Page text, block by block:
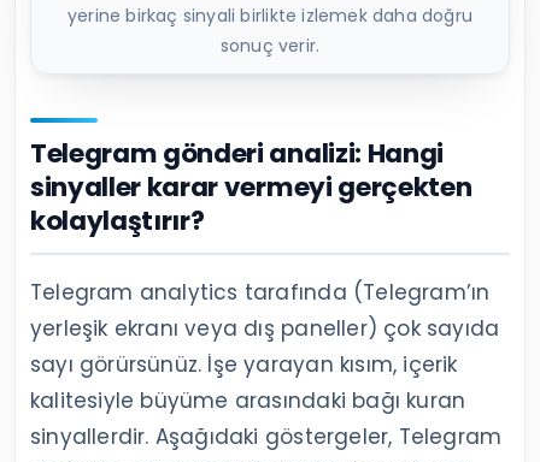
yerine birkaç sinyali birlikte izlemek daha doğru
sonuç verir.
Telegram gönderi analizi: Hangi
sinyaller karar vermeyi gerçekten
kolaylaştırır?
Telegram analytics tarafında (Telegram’ın
yerleşik ekranı veya dış paneller) çok sayıda
sayı görürsünüz. İşe yarayan kısım, içerik
kalitesiyle büyüme arasındaki bağı kuran
sinyallerdir. Aşağıdaki göstergeler, Telegram